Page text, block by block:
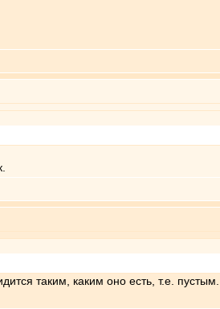
таким, каким оно есть, т.е. пустым.